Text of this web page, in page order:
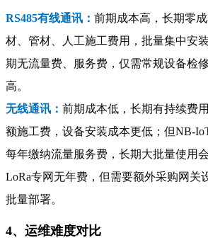
RS485有线通讯： 前期成本高，长期零
材、管材、人工施工费用，批量集中安
期无流量费、服务费，仅需常规设备检
高。
无线通讯： 前期成本低，长期有持续费
额施工费，设备安装成本更低；但NB-
每年缴纳流量服务费，长期大批量使用
LoRa专网无年费，但需要额外采购网关
批量部署。
4、运维难度对比